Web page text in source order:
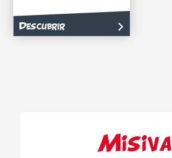
Descubrir
Misiva